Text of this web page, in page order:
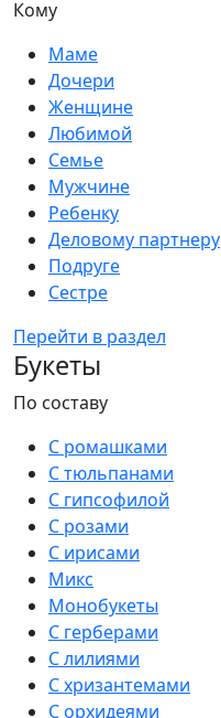
Кому
Маме
Дочери
Женщине
Любимой
Семье
Мужчине
Ребенку
Деловому партнеру
Подруге
Сестре
Перейти в раздел
Букеты
По составу
С ромашками
С тюльпанами
С гипсофилой
С розами
С ирисами
Микс
Монобукеты
С герберами
С лилиями
С хризантемами
С орхидеями